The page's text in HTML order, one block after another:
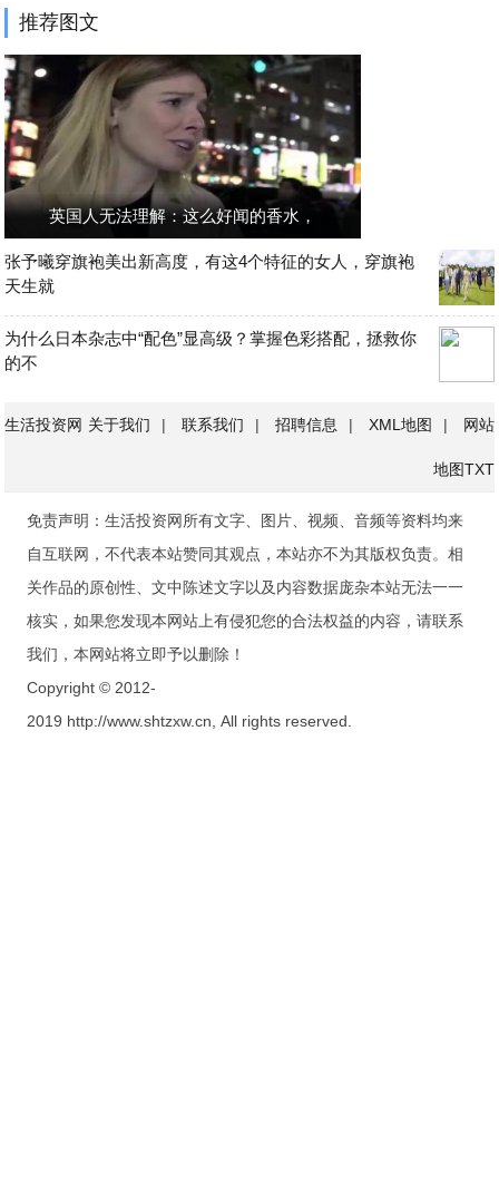
推荐图文
英国人无法理解：这么好闻的香水，
张予曦穿旗袍美出新高度，有这4个特征的女人，穿旗袍
天生就
为什么日本杂志中“配色”显高级？掌握色彩搭配，拯救你
的不
生活投资网 关于我们 | 联系我们 | 招聘信息 | XML地图 | 网站
地图TXT
免责声明：生活投资网所有文字、图片、视频、音频等资料均来
自互联网，不代表本站赞同其观点，本站亦不为其版权负责。相
关作品的原创性、文中陈述文字以及内容数据庞杂本站无法一一
核实，如果您发现本网站上有侵犯您的合法权益的内容，请联系
我们，本网站将立即予以删除！
Copyright © 2012-
2019 http://www.shtzxw.cn, All rights reserved.